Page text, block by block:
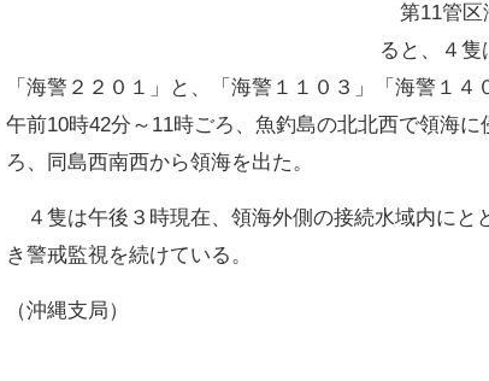
第11管区
ると、４隻
「海警２２０１」と、「海警１１０３」「海警１４
午前10時42分～11時ごろ、魚釣島の北北西で領海
ろ、同島西南西から領海を出た。
４隻は午後３時現在、領海外側の接続水域内にと
き警戒監視を続けている。
（沖縄支局）